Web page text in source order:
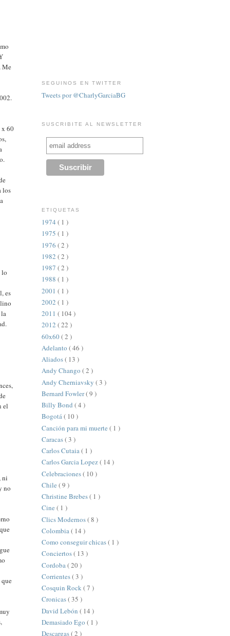
Me
x 60
los
lo
es
el
ni
no
SEGUINOS EN TWITTER
Tweets por @CharlyGarciaBG
SUSCRIBITE AL NEWSLETTER
ETIQUETAS
1974 ( 1 )
1975 ( 1 )
1976 ( 2 )
1982 ( 2 )
1987 ( 2 )
1988 ( 1 )
2001 ( 1 )
2002 ( 1 )
2011 ( 104 )
2012 ( 22 )
60x60( 2 )
Adelanto ( 46 )
Aliados( 13 )
Andy Chango ( 2 )
Andy Cherniavsky ( 3 )
Bernard Fowler( 9 )
Billy Bond ( 4 )
Bogotá( 10 )
Canción para mi muerte ( 1 )
Caracas( 3 )
Carlos Cutaia( 1 )
Carlos Garcia Lopez( 14 )
Celebraciones( 10 )
Chile ( 9 )
Christine Brebes( 1 )
Cine ( 1 )
Clics Modernos( 8 )
Colombia( 14 )
Como conseguir chicas( 1 )
Conciertos( 13 )
Cordoba ( 20 )
Corrientes( 3 )
Cosquin Rock( 7 )
Cronicas( 35 )
David Lebón ( 14 )
Demasiado Ego ( 1 )
Descargas( 2 )